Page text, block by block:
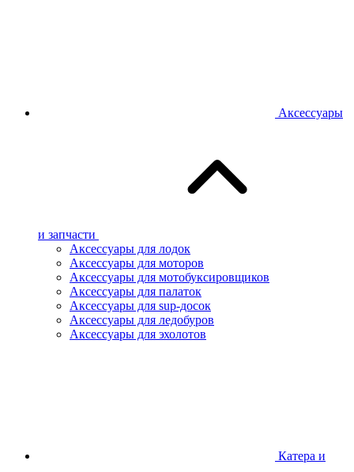
Аксессуары
и запчасти
Аксессуары для лодок
Аксессуары для моторов
Аксессуары для мотобуксировщиков
Аксессуары для палаток
Аксессуары для sup-досок
Аксессуары для ледобуров
Аксессуары для эхолотов
Катера и